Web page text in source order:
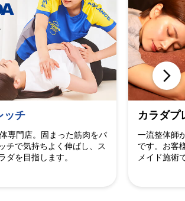
ッチ
専門店。固まった筋肉をパ
チで気持ちよく伸ばし、ス
ダを目指します。
カラダプ
一流整体師
です。お客
メイド施術